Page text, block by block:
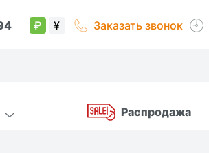
₽ ¥ Заказать звонок
Распродажа